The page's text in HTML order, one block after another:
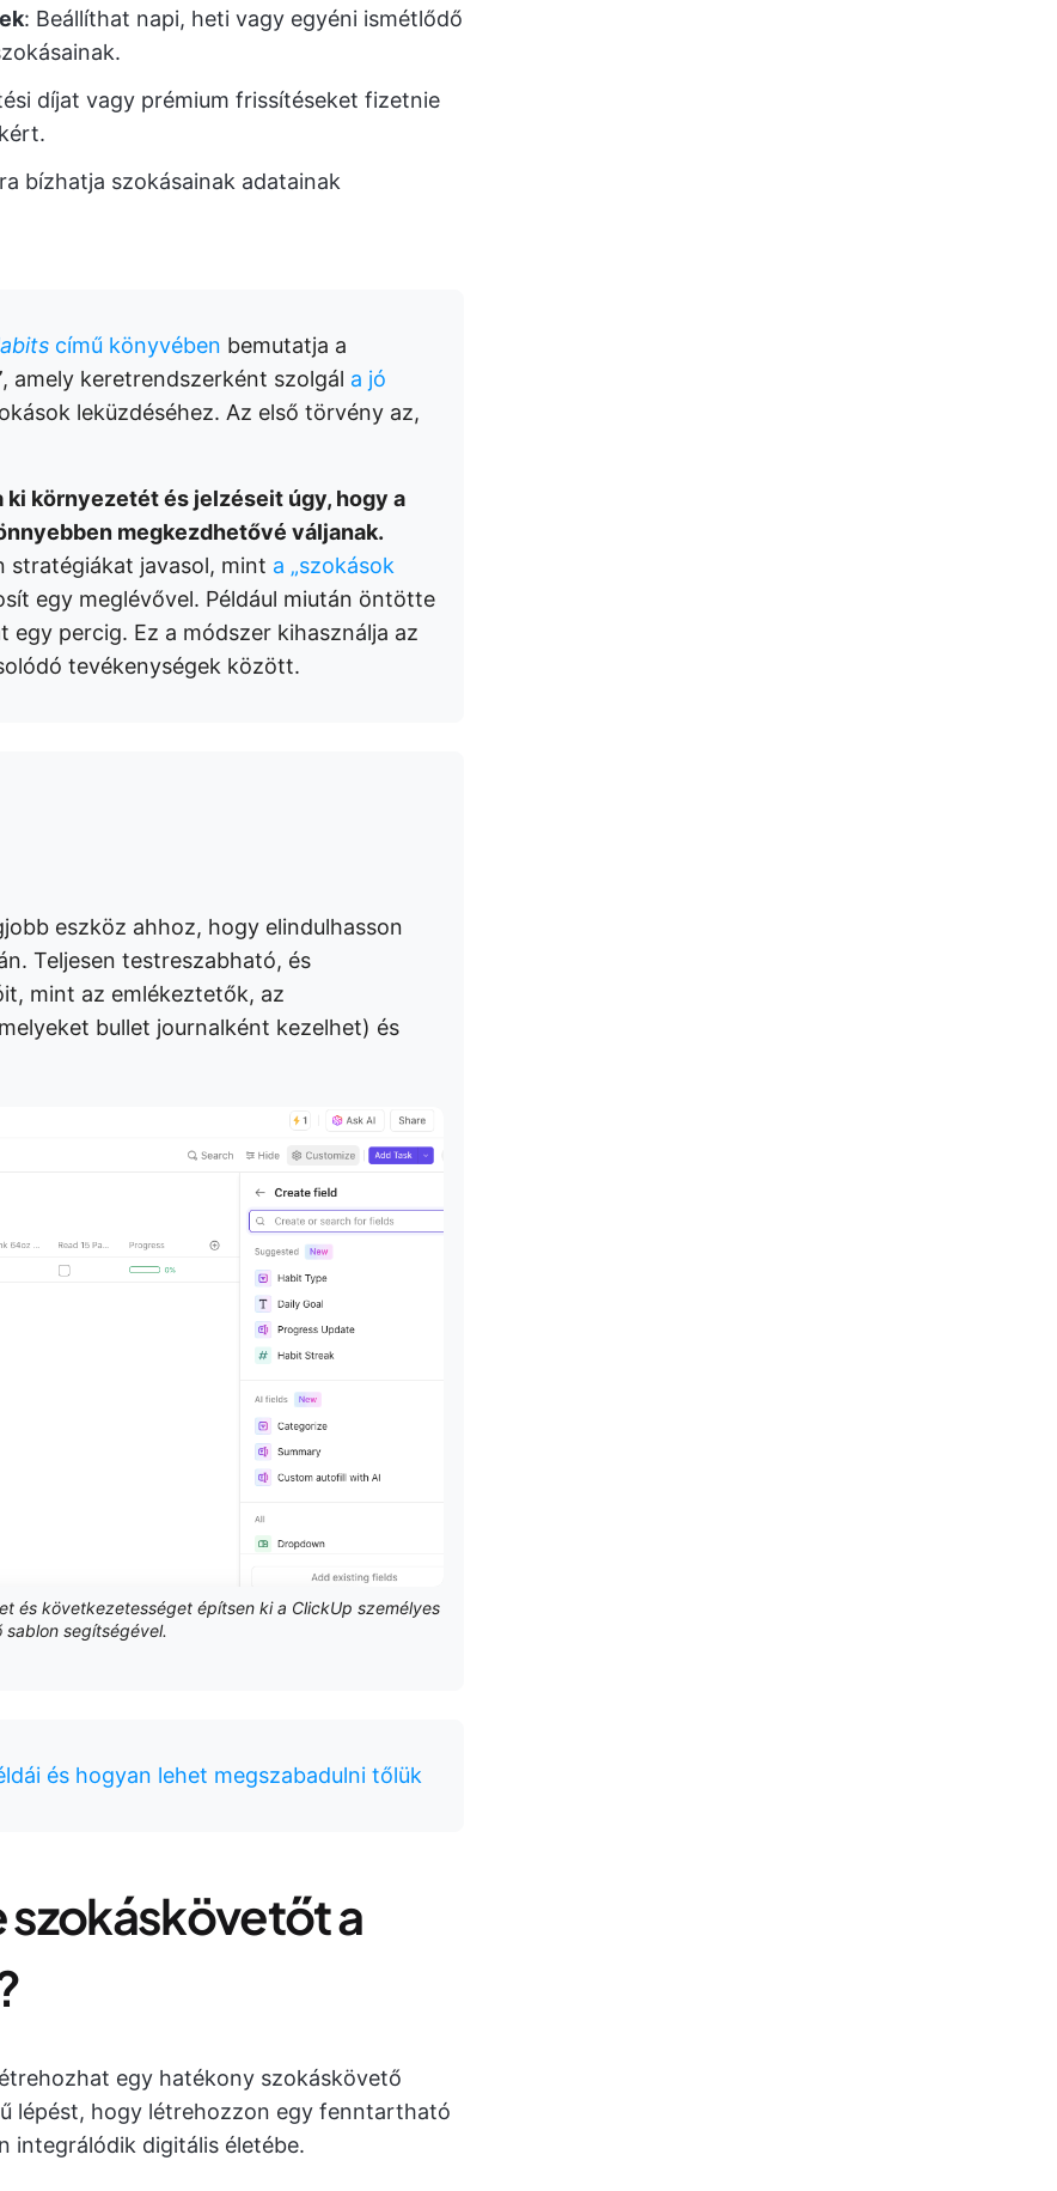
: Beállíthat napi, heti vagy egyéni ismétlődő
díjat vagy prémium frissítéseket fizetnie
bízhatja szokásainak adatainak
című könyvében bemutatja a
, amely keretrendszerként szolgál a jó
leküzdéséhez. Az első törvény az,
ki környezetét és jelzéseit úgy, hogy a
megkezdhetővé váljanak.
stratégiákat javasol, mint a „szokások
egy meglévővel. Például miután öntötte
percig. Ez a módszer kihasználja az
tevékenységek között.
eszköz ahhoz, hogy elindulhasson
Teljesen testreszabható, és
mint az emlékeztetők, az
bullet journalként kezelhet) és
és következetességet építsen ki a ClickUp személyes
segítségével.
és hogyan lehet megszabadulni tőlük
szokáskövetőt a
egy hatékony szokáskövető
lépést, hogy létrehozzon egy fenntartható
integrálódik digitális életébe.